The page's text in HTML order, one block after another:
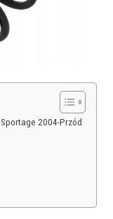
2004-Przód